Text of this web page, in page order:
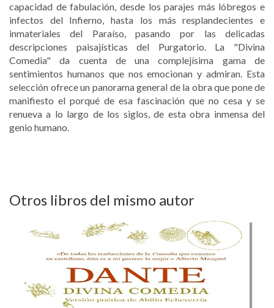
capacidad de fabulación, desde los parajes más lóbregos e
infectos del Infierno, hasta los más resplandecientes e
inmateriales del Paraíso, pasando por las delicadas
descripciones paisajísticas del Purgatorio. La "Divina
Comedia" da cuenta de una complejísima gama de
sentimientos humanos que nos emocionan y admiran. Esta
selección ofrece un panorama general de la obra que pone de
manifiesto el porqué de esa fascinación que no cesa y se
renueva a lo largo de los siglos, de esta obra inmensa del
genio humano.
Otros libros del mismo autor